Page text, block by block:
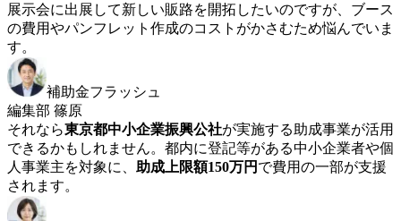
展示会に出展して新しい販路を開拓したいのですが、ブース
の費用やパンフレット作成のコストがかさむため悩んでいま
す。
補助金フラッシュ
編集部 篠原
それなら東京都中小企業振興公社が実施する助成事業が活用
できるかもしれません。都内に登記等がある中小企業者や個
人事業主を対象に、 助成上限額150万円 で費用の一部が支援
されます。